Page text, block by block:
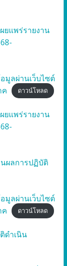
แพร่รายงาน
มูลผ่านเว็บไซต์
ค
ดาวน์โหลด
แพร่รายงาน
ผลการปฏิบัติ
มูลผ่านเว็บไซต์
ค
ดาวน์โหลด
ดำเนิน